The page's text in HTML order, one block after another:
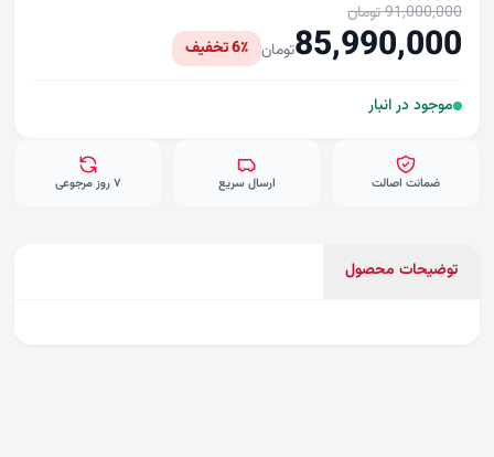
91,000,000 تومان
85,990,000تومان 6٪ تخفیف
موجود در انبار
ضمانت اصالت ارسال سریع ۷ روز مرجوعی
توضیحات محصول